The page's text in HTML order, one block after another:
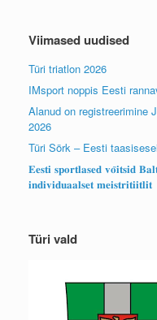
Viimased uudised
Türi triatlon 2026
IMsport noppis Eesti
Alanud on registreerimine
2026
Türi Sörk – Eesti
𝐄𝐞𝐬𝐭𝐢 𝐬𝐩𝐨𝐫𝐭𝐥𝐚𝐬𝐞𝐝 𝐯𝐨̃𝐢𝐭𝐬𝐢𝐝
𝐢𝐧𝐝𝐢𝐯𝐢𝐝𝐮𝐚𝐚𝐥𝐬𝐞𝐭 𝐦𝐞𝐢𝐬𝐭𝐫𝐢𝐭𝐢𝐢𝐭𝐥𝐢𝐭
Türi vald